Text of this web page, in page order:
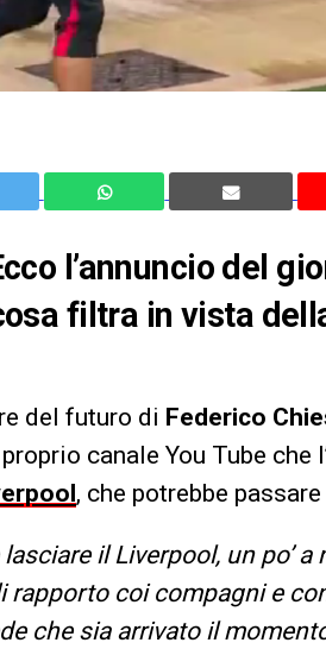
l’annuncio del
filtra in vista
del futuro di Federico
canale You Tube che
, che potrebbe passare
il Liverpool, un po’
coi compagni e
che sia arrivato il